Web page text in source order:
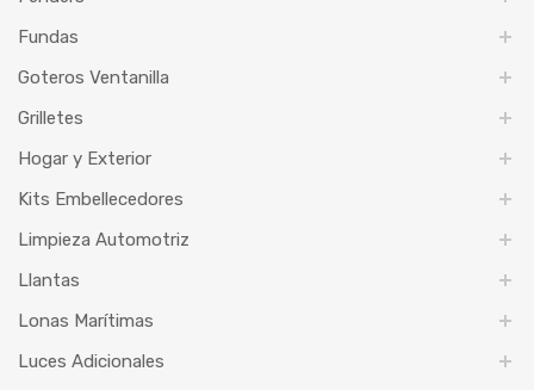
Fundas
Goteros Ventanilla
Grilletes
Hogar y Exterior
Kits Embellecedores
Limpieza Automotriz
Llantas
Lonas Marítimas
Luces Adicionales